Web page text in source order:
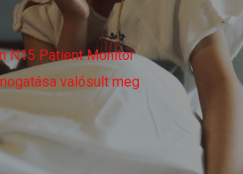
N15 Patient Monitor
valósult meg